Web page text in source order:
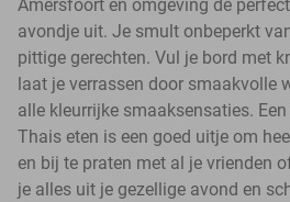
Amersfoort en omgeving de
avondje uit. Je smult onbeperkt
pittige gerechten. Vul je bord met
laat je verrassen door smaakvolle
alle kleurrijke smaaksensaties.
Thais eten is een goed uitje om
en bij te praten met al je vrienden
je alles uit je gezellige avond en